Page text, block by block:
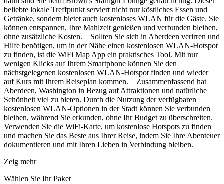
beliebte lokale Treffpunkt serviert nicht nur köstliches Essen und
Getränke, sondern bietet auch kostenloses WLAN für die Gäste. Sie
können entspannen, Ihre Mahlzeit genießen und verbunden bleiben,
ohne zusätzliche Kosten. Sollten Sie sich in Aberdeen verirren und
Hilfe benötigen, um in der Nähe einen kostenlosen WLAN-Hotspot
zu finden, ist die WiFi Map App ein praktisches Tool. Mit nur
wenigen Klicks auf Ihrem Smartphone können Sie den
nächstgelegenen kostenlosen WLAN-Hotspot finden und wieder
auf Kurs mit Ihrem Reiseplan kommen. Zusammenfassend hat
Aberdeen, Washington in Bezug auf Attraktionen und natürliche
Schönheit viel zu bieten. Durch die Nutzung der verfügbaren
kostenlosen WLAN-Optionen in der Stadt können Sie verbunden
bleiben, während Sie erkunden, ohne Ihr Budget zu überschreiten.
Verwenden Sie die WiFi-Karte, um kostenlose Hotspots zu finden
und machen Sie das Beste aus Ihrer Reise, indem Sie Ihre Abenteuer
dokumentieren und mit Ihren Lieben in Verbindung bleiben.
Zeig mehr
Wählen Sie Ihr Paket